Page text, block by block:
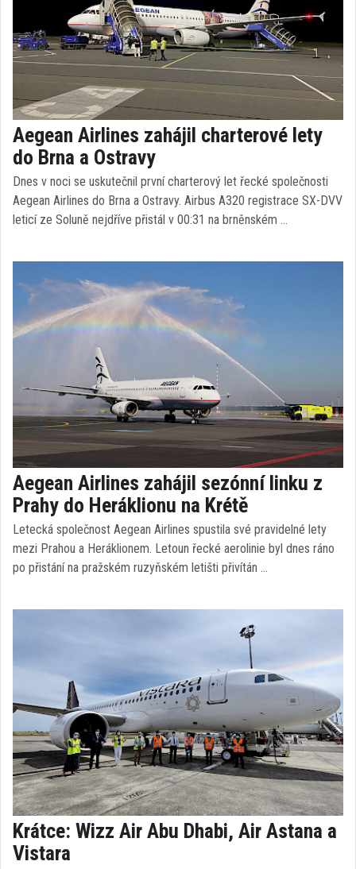
Aegean Airlines zahájil charterové lety
do Brna a Ostravy
Dnes v noci se uskutečnil první charterový let řecké společnosti
Aegean Airlines do Brna a Ostravy. Airbus A320 registrace SX-DVV
leticí ze Soluně nejdříve přistál v 00:31 na brněnském …
Aegean Airlines zahájil sezónní linku z
Prahy do Heráklionu na Krétě
Letecká společnost Aegean Airlines spustila své pravidelné lety
mezi Prahou a Heráklionem. Letoun řecké aerolinie byl dnes ráno
po přistání na pražském ruzyňském letišti přivítán …
Krátce: Wizz Air Abu Dhabi, Air Astana a
Vistara